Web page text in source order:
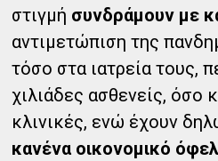
στιγμή συνδράμουν με
αντιμετώπιση της
τόσο στα ιατρεία τους,
χιλιάδες ασθενείς, όσο
κλινικές, ενώ έχουν
κανένα οικονομικό